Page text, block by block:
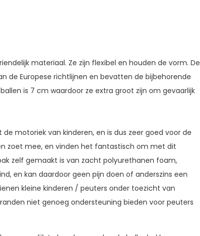
materiaal. Ze zijn flexibel en houden de vorm. De
de Europese richtlijnen en bevatten de bijbehorende
is 7 cm waardoor ze extra groot zijn om gevaarlijk
motoriek van kinderen, en is dus zeer goed voor de
zoet mee, en vinden het fantastisch om met dit
zelf gemaakt is van zacht polyurethanen foam,
en kan daardoor geen pijn doen of anderszins een
kleine kinderen / peuters onder toezicht van
niet genoeg ondersteuning bieden voor peuters